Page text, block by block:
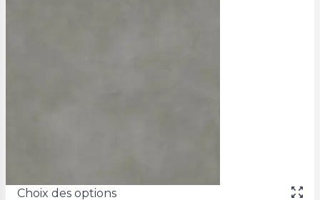
Choix des options